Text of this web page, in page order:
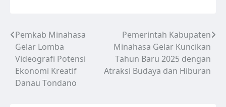
Navigasi
pos
Pemkab Minahasa
Gelar Lomba
Videografi Potensi
Ekonomi Kreatif
Danau Tondano
Pemerintah Kabupaten
Minahasa Gelar Kuncikan
Tahun Baru 2025 dengan
Atraksi Budaya dan Hiburan